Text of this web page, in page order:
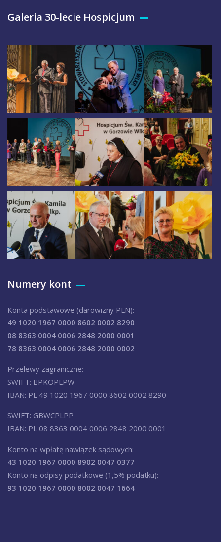
Galeria 30-lecie Hospicjum
Numery kont
Konta podstawowe (darowizny PLN):
49 1020 1967 0000 8602 0002 8290
08 8363 0004 0006 2848 2000 0001
78 8363 0004 0006 2848 2000 0002
Przelewy zagraniczne:
SWIFT: BPKOPLPW
IBAN: PL 49 1020 1967 0000 8602 0002 8290
SWIFT: GBWCPLPP
IBAN: PL 08 8363 0004 0006 2848 2000 0001
Konto na wpłatę nawiązek sądowych:
43 1020 1967 0000 8902 0047 0377
Konto na odpisy podatkowe (1,5% podatku):
93 1020 1967 0000 8002 0047 1664